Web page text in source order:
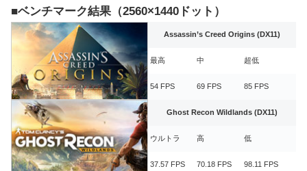
■ベンチマーク結果（2560×1440ドット）
Assassin’s Creed Origins (DX11)
最高 中 超低
54 FPS 69 FPS 85 FPS
Ghost Recon Wildlands (DX11)
ウルトラ 高 低
37.57 FPS 70.18 FPS 98.11 FPS